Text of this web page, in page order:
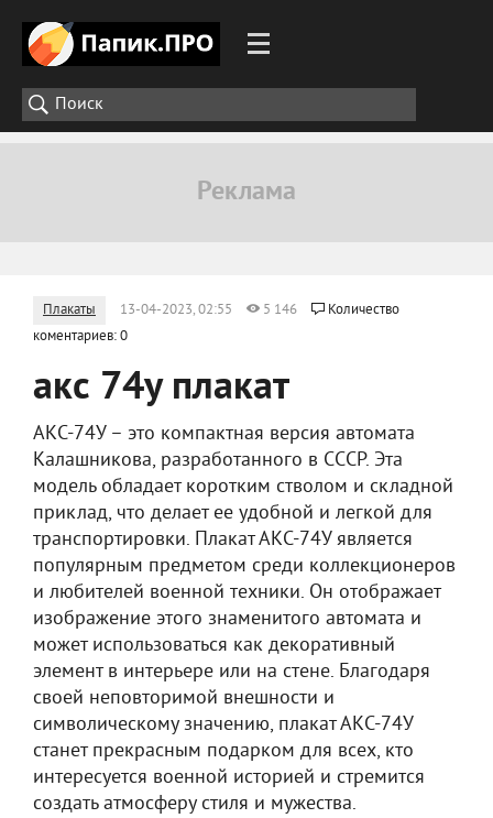
Плакаты 13-04-2023, 02:55 5 146
Количество
коментариев: 0
акс 74у плакат
АКС-74У – это компактная версия автомата
Калашникова, разработанного в СССР. Эта
модель обладает коротким стволом и складной
приклад, что делает ее удобной и легкой для
транспортировки. Плакат АКС-74У является
популярным предметом среди коллекционеров
и любителей военной техники. Он отображает
изображение этого знаменитого автомата и
может использоваться как декоративный
элемент в интерьере или на стене. Благодаря
своей неповторимой внешности и
символическому значению, плакат АКС-74У
станет прекрасным подарком для всех, кто
интересуется военной историей и стремится
создать атмосферу стиля и мужества.